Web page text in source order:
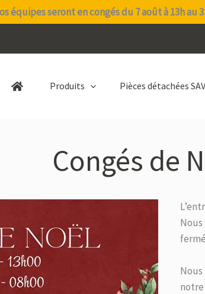
équipes seront en congés du 7 août à 13h
Produits Pièces détachées SAV
Congés de